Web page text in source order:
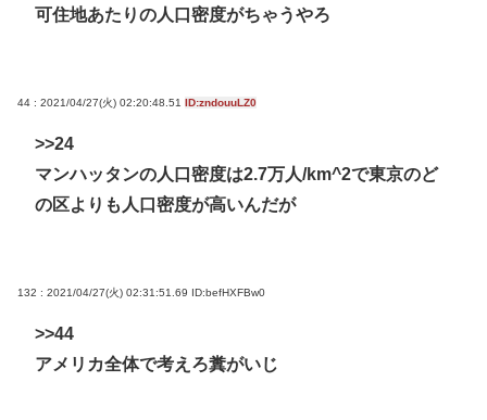
可住地あたりの人口密度がちゃうやろ
44 : 2021/04/27(火) 02:20:48.51 ID:zndouuLZ0
>>24
マンハッタンの人口密度は2.7万人/km^2で東京のど
の区よりも人口密度が高いんだが
132 : 2021/04/27(火) 02:31:51.69 ID:befHXFBw0
>>44
アメリカ全体で考えろ糞がいじ